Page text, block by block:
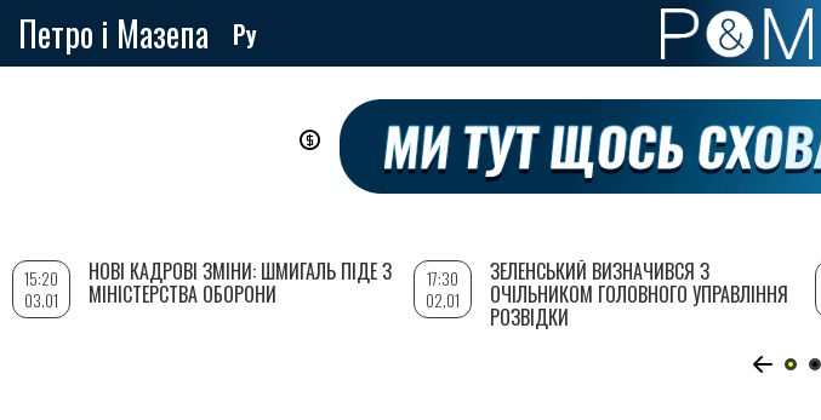
Петро і Мазепа Ру
15:20
03.01
НОВІ КАДРОВІ ЗМІНИ: ШМИГАЛЬ ПІДЕ З
МІНІСТЕРСТВА ОБОРОНИ
17:30
02.01
ЗЕЛЕНСЬКИЙ ВИЗНАЧИВСЯ З
ОЧІЛЬНИКОМ ГОЛОВНОГО УПРАВЛІННЯ
РОЗВІДКИ